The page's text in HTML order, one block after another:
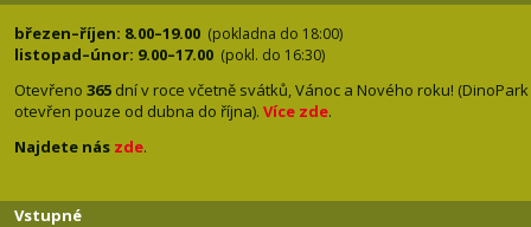
březen–říjen: 8.00–19.00 (pokladna do 18:00)
listopad–únor: 9.00–17.00 (pokl. do 16:30)
Otevřeno 365 dní v roce včetně svátků, Vánoc a Nového roku! (DinoPark
otevřen pouze od dubna do října). Více zde.
Najdete nás zde.
Vstupné